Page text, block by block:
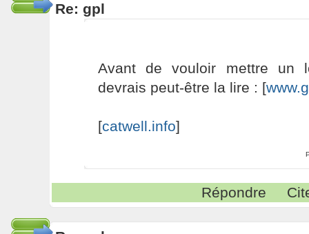
Re: gpl
Avant de vouloir mettre un
devrais peut-être la lire : [
[catwell.info]
Répondre